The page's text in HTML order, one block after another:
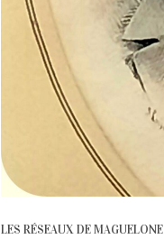
LES RÉSEAUX DE MAGUELONE